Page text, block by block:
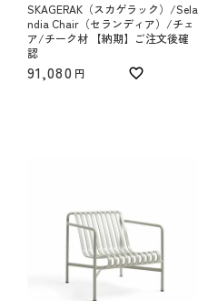
SKAGERAK（スカゲラック）/Sela
ndia Chair（セランディア）/チェ
ア/チーク材 【納期】ご注文後確
認
91,080